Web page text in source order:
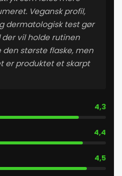
Vegansk profil,
dermatologisk test gør
vil holde rutinen
den største flaske, men
er produktet et skarpt
4,3
4,4
4,5